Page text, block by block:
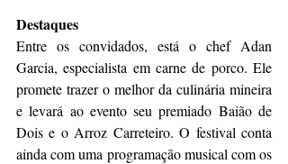
Destaques
Entre os convidados, está o chef Adan
Garcia, especialista em carne de porco. Ele
promete trazer o melhor da culinária mineira
e levará ao evento seu premiado Baião de
Dois e o Arroz Carreteiro. O festival conta
ainda com uma programação musical com os